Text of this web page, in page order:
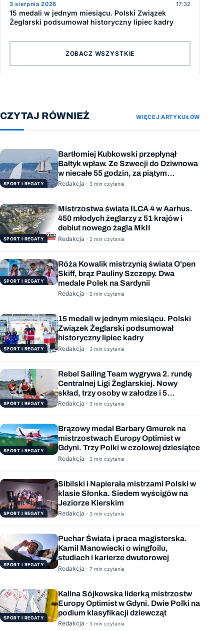
3 sierpnia 2026 17:32
15 medali w jednym miesiącu. Polski Związek
Żeglarski podsumował historyczny lipiec kadry
ZOBACZ WSZYSTKIE
CZYTAJ RÓWNIEŻ WIĘCEJ ARTYKUŁÓW
SPORT I REGATY
Bartłomiej Kubkowski przepłynął
Bałtyk wpław. Ze Szwecji do Dziwnowa
w niecałe 55 godzin, za piątym
podejściem
Redakcja · 3 min czytania
SPORT I REGATY
Mistrzostwa świata ILCA 4 w Aarhus.
450 młodych żeglarzy z 51 krajów i
debiut nowego żagla MkII
Redakcja · 2 min czytania
SPORT I REGATY
Róża Kowalik mistrzynią świata O'pen
Skiff, brąz Pauliny Szczepy. Dwa
medale Polek na Sardynii
Redakcja · 2 min czytania
SPORT I REGATY
15 medali w jednym miesiącu. Polski
Związek Żeglarski podsumował
historyczny lipiec kadry
Redakcja · 3 min czytania
SPORT I REGATY
Rebel Sailing Team wygrywa 2. rundę
Centralnej Ligi Żeglarskiej. Nowy
skład, trzy osoby w załodze i 5
wygranych wyścigów
Redakcja · 3 min czytania
SPORT I REGATY
Brązowy medal Barbary Gmurek na
mistrzostwach Europy Optimist w
Gdyni. Trzy Polki w czołowej dziesiątce
Redakcja · 3 min czytania
SPORT I REGATY
Sibilski i Napierała mistrzami Polski w
klasie Słonka. Siedem wyścigów na
Jeziorze Kierskim
Redakcja · 3 min czytania
SPORT I REGATY
Puchar Świata i praca magisterska.
Kamil Manowiecki o wingfoilu,
studiach i karierze dwutorowej
Redakcja · 7 min czytania
SPORT I REGATY
Kalina Sójkowska liderką mistrzostw
Europy Optimist w Gdyni. Dwie Polki na
podium klasyfikacji dziewcząt
Redakcja · 3 min czytania